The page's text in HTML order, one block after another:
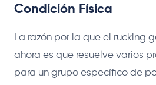
Condición Física
La razón por la que el rucking
ahora es que resuelve varios
para un grupo específico de